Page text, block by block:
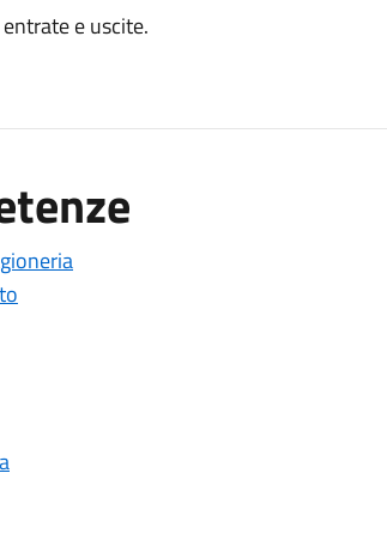
e uscite.